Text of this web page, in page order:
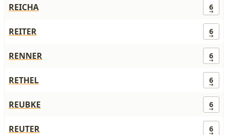
REICHA 6
REITER 6
RENNER 6
RETHEL 6
REUBKE 6
REUTER 6